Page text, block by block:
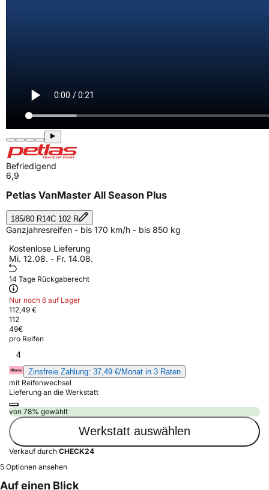
Befriedigend
6,9
Petlas VanMaster All Season Plus
185/80 R14C 102 R
Ganzjahresreifen - bis 170 km/h - bis 850 kg
Kostenlose Lieferung
Mi. 12.08. - Fr. 14.08.
14 Tage Rückgaberecht
Nur noch 6 auf Lager
112,49 €
112
49€
pro Reifen
4
Zinsfreie Zahlung: 37,49 €/Monat in 3 Raten
mit Reifenwechsel
Lieferung an die Werkstatt
von 78% gewählt
Werkstatt auswählen
Verkauf durch CHECK24
5 Optionen ansehen
Auf einen Blick